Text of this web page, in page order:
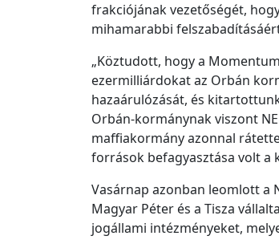
frakciójának vezetőségét,
mihamarabbi
„Köztudott, hogy a
ezermilliárdokat az Orbán
hazaárulózását, és
Orbán-kormánynak viszont
maffiakormány azonnal
források befagyasztása volt a
Vasárnap azonban leomlott a
Magyar Péter és a Tisza
jogállami intézményeket,